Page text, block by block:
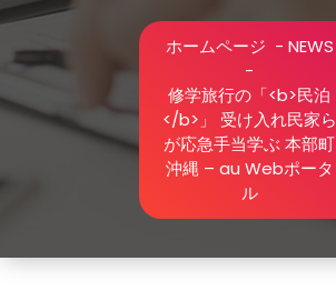
ホームページ - NEWS
-
修学旅行の「<b>民泊
</b>」 受け入れ民家ら
が応急手当学ぶ 本部町
沖縄 – au Webポータ
ル